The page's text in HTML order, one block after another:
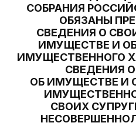
СОБРАНИЯ
ОБЯЗАНЫ
СВЕДЕНИЯ О
ИМУЩЕСТВЕ И
ИМУЩЕСТВЕННОГО
СВЕДЕНИЯ
ОБ ИМУЩЕСТВЕ И
СВОИХ